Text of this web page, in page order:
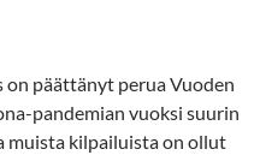
päättänyt perua Vuoden
pandemian vuoksi suurin
muista kilpailuista on ollut